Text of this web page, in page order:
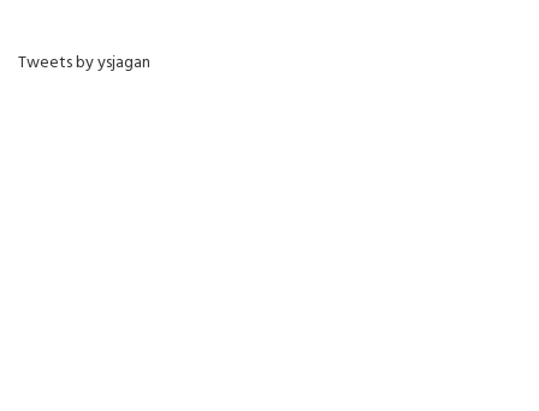
Tweets by ysjagan